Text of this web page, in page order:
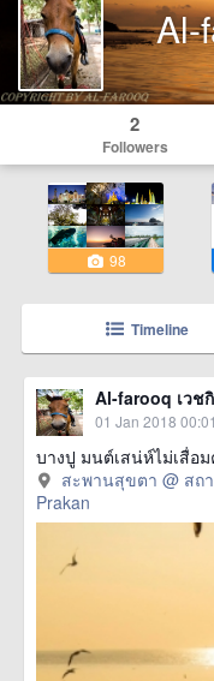
Al-
2
Followers
98
Timeline
Al-farooq เวช
01 Jan 2018 00:01
บางปู มนต์เสน่ห์ไม่เสื่อ
สะพานสุขตา @ สถ
Prakan